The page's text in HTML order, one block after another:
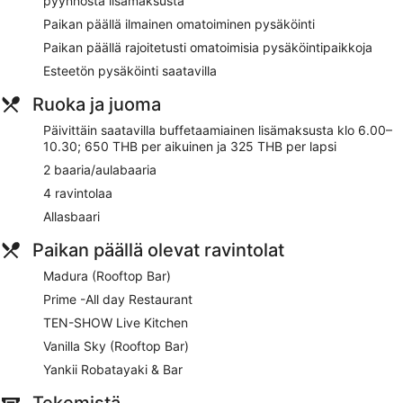
Ilmainen omatoiminen pysäköinti
Jos kansainvälinen keittiö on sydäntäsi lähellä, ota
suunnaksesi Prime -All day Restaurant, joka on yksi
majoituspaikan 4 ravintolasta ja 2 baarista
Voit käydä uimassa majoituspaikan ulkouima-altaassa
Majoituspaikan tarjoamiin palveluihin sisältyvät
kuivapesula-/pesulapalvelut, concierge ja kiertoajelu- tai
lippupalvelu
Majoituspaikan alueella on tarjolla ympäri vuorokauden
auki oleva kuntosali
majoituspaikan avuliaasta henkilökunnasta ja siisteistä
ostoskeskus ja 5 minuutin kävelymatkan päässä
kohteesta Benjasirin puisto
Lentokenttäkuljetukset saatavilla maksusta
SKYVIEW Hotel Bangkok tarjoaa asiakkaidensa käyttöön
Paikan päällä ilmainen omatoiminen pysäköinti
Paikan päällä rajoitetusti omatoimisia pysäköintipaikkoja
Esteetön pysäköinti saatavilla
Ruoka ja juoma
Päivittäin saatavilla buffetaamiainen lisämaksusta klo 6.00–
10.30; 650 THB per aikuinen ja 325 THB per lapsi
2 baaria/aulabaaria
4 ravintolaa
Allasbaari
Paikan päällä olevat ravintolat
Madura (Rooftop Bar)
Prime -All day Restaurant
TEN-SHOW Live Kitchen
Vanilla Sky (Rooftop Bar)
Yankii Robatayaki & Bar